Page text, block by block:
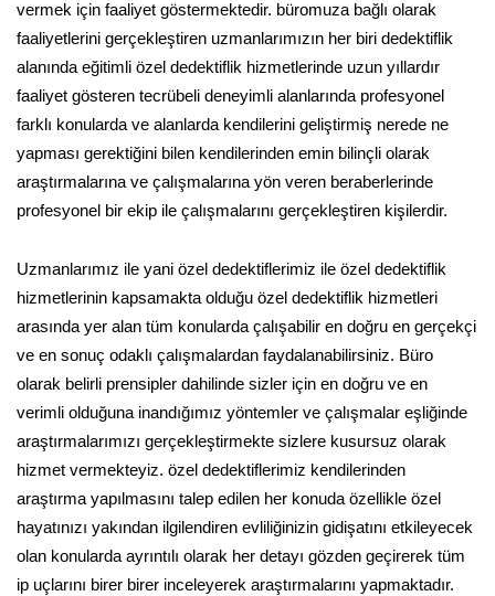
vermek için faaliyet göstermektedir. büromuza bağlı olarak
faaliyetlerini gerçekleştiren uzmanlarımızın her biri dedektiflik
alanında eğitimli özel dedektiflik hizmetlerinde uzun yıllardır
faaliyet gösteren tecrübeli deneyimli alanlarında profesyonel
farklı konularda ve alanlarda kendilerini geliştirmiş nerede ne
yapması gerektiğini bilen kendilerinden emin bilinçli olarak
araştırmalarına ve çalışmalarına yön veren beraberlerinde
profesyonel bir ekip ile çalışmalarını gerçekleştiren kişilerdir.
Uzmanlarımız ile yani özel dedektiflerimiz ile özel dedektiflik
hizmetlerinin kapsamakta olduğu özel dedektiflik hizmetleri
arasında yer alan tüm konularda çalışabilir en doğru en gerçekçi
ve en sonuç odaklı çalışmalardan faydalanabilirsiniz. Büro
olarak belirli prensipler dahilinde sizler için en doğru ve en
verimli olduğuna inandığımız yöntemler ve çalışmalar eşliğinde
araştırmalarımızı gerçekleştirmekte sizlere kusursuz olarak
hizmet vermekteyiz. özel dedektiflerimiz kendilerinden
araştırma yapılmasını talep edilen her konuda özellikle özel
hayatınızı yakından ilgilendiren evliliğinizin gidişatını etkileyecek
olan konularda ayrıntılı olarak her detayı gözden geçirerek tüm
ip uçlarını birer birer inceleyerek araştırmalarını yapmaktadır.